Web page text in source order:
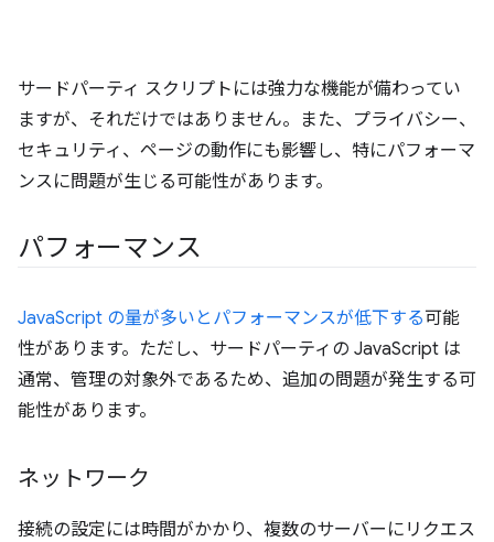
サードパーティ スクリプトには強力な機能が備わってい
ますが、それだけではありません。また、プライバシー、
セキュリティ、ページの動作にも影響し、特にパフォーマ
ンスに問題が生じる可能性があります。
パフォーマンス
JavaScript の量が多いとパフォーマンスが低下する可能
性があります。ただし、サードパーティの JavaScript は
通常、管理の対象外であるため、追加の問題が発生する可
能性があります。
ネットワーク
接続の設定には時間がかかり、複数のサーバーにリクエス